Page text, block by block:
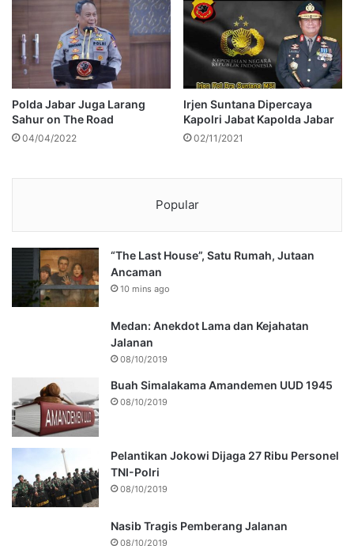
Polda Jabar Juga Larang
Sahur on The Road
04/04/2022
Irjen Suntana Dipercaya
Kapolri Jabat Kapolda Jabar
02/11/2021
Popular
“The Last House”, Satu Rumah, Jutaan
Ancaman
10 mins ago
Medan: Anekdot Lama dan Kejahatan
Jalanan
08/10/2019
Buah Simalakama Amandemen UUD 1945
08/10/2019
Pelantikan Jokowi Dijaga 27 Ribu Personel
TNI-Polri
08/10/2019
Nasib Tragis Pemberang Jalanan
08/10/2019